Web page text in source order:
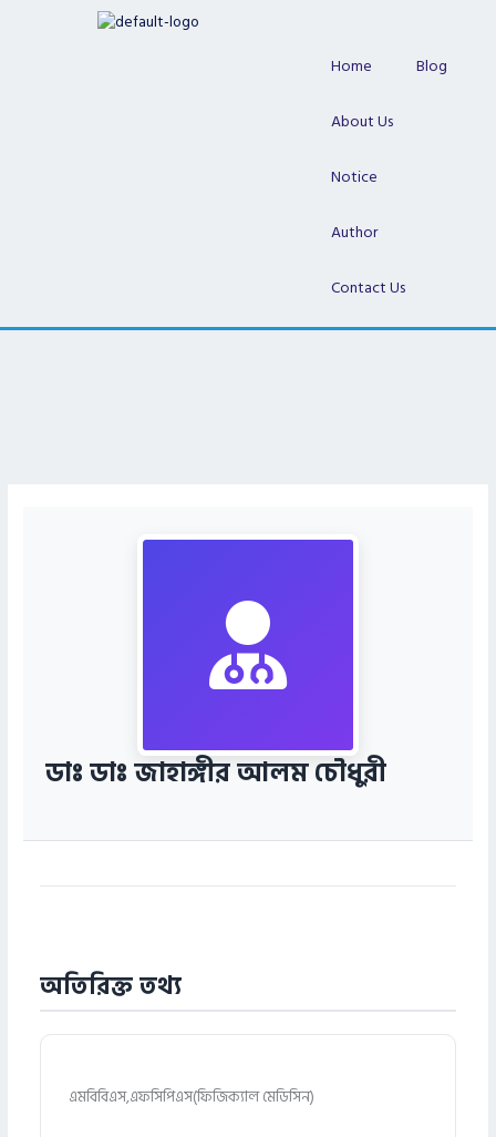
Home Blog
About Us
Notice
Author
Contact Us
ডাঃ ডাঃ জাহাঙ্গীর আলম চৌধুরী
অতিরিক্ত তথ্য
এমবিবিএস,এফসিপিএস(ফিজিক্যাল মেডিসিন)